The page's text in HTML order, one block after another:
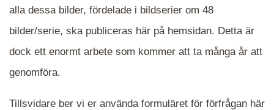
När du ser blåa, röda eller gröna mappar är det
en serie i varje. Dra i kartan för att komma
närmare det område Du söker och klicka på
mappen.
alla dessa bilder, fördelade i bildserier om 48
bilder/serie, ska publiceras här på hemsidan. Detta är
dock ett enormt arbete som kommer att ta många år att
genomföra.
Tillsvidare ber vi er använda formuläret för förfrågan här